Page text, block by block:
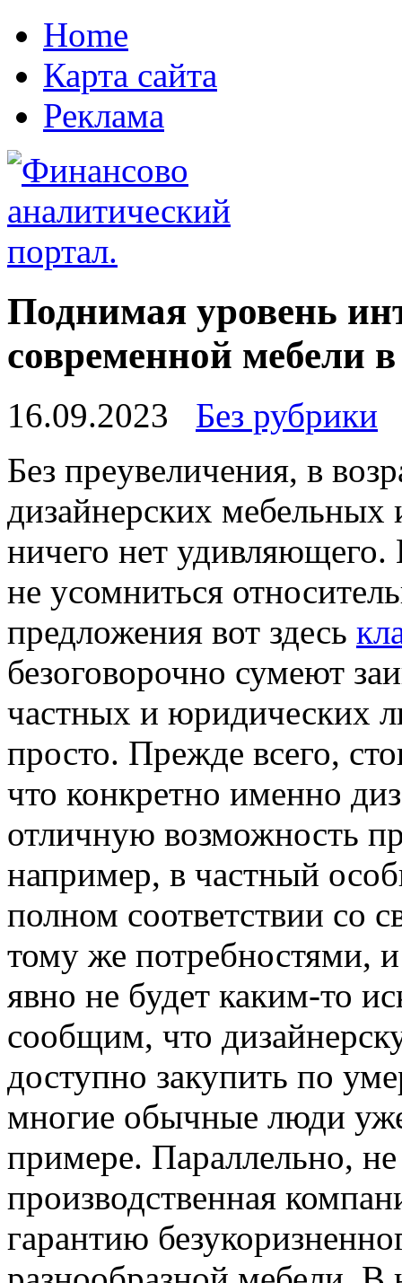
Home
Карта сайта
Реклама
Поднимая уровень
современной мебели
16.09.2023
Без рубрики
Бeз прeувeличeния, в
дизайнерских
ничего нет удивляющего.
не усомниться
предложения вот здесь
безоговорочно сумеют
частных и юридических
просто. Прежде всего,
что конкретно именно
отличную возможность
например, в частный
полном соответствии со
тому же потребностями,
явно не будет каким-то
сообщим, что
доступно закупить по
многие обычные люди
примере. Параллельно,
производственная
гарантию